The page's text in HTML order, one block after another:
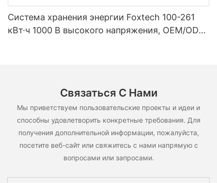
Система хранения энергии Foxtech 100-261
кВт·ч 1000 В высокого напряжения, OEM/ODM,
Связаться С Нами
Мы приветствуем пользовательские проекты и идеи и
способны удовлетворить конкретные требования. Для
получения дополнительной информации, пожалуйста,
посетите веб-сайт или свяжитесь с нами напрямую с
вопросами или запросами.